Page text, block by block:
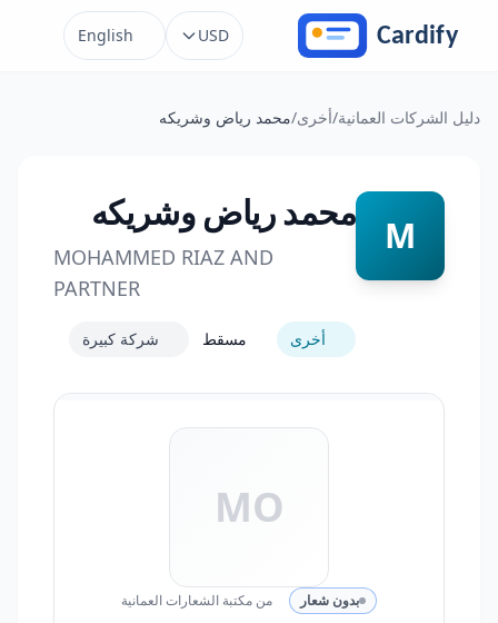
USD
English
دليل الشركات العمانية/أخرى/محمد رياض وشريكه
M
محمد رياض وشريكه
MOHAMMED RIAZ AND
PARTNER
أخرى مسقط شركة كبيرة
MO
بدون شعار من مكتبة الشعارات العمانية